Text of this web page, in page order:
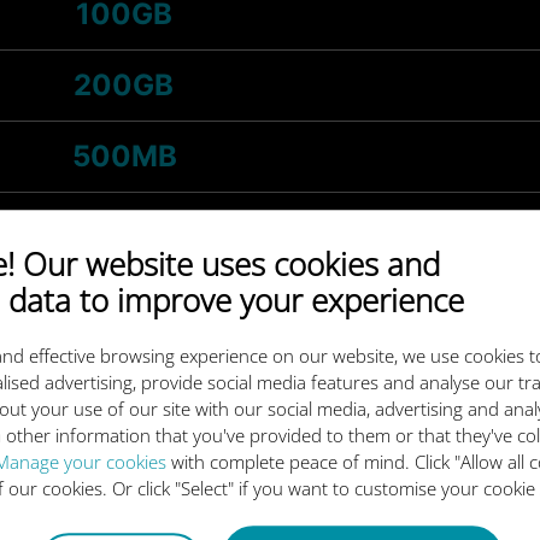
Our website uses cookies and
data to improve your experience
effective browsing experience on our website, we use cookies
advertising, provide social media features and analyse our
your use of our site with our social media, advertising and
other information that you've provided to them or that they've
your cookies with complete peace of mind. Click "Allow all
cookies. Or click "Select" if you want to customise your
100GB
200GB
500MB
- 5GB/maand
3GB
- 20GB/maand